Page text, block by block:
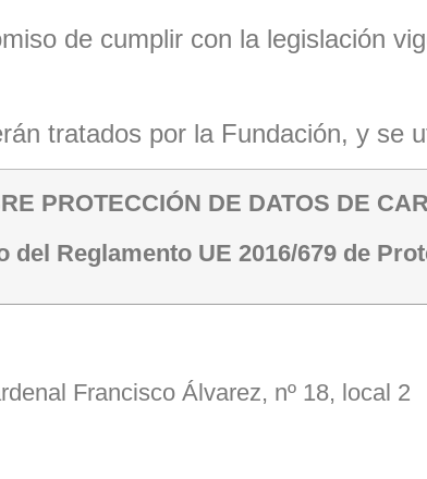
de cumplir con la legislación
tratados por la Fundación, y se
PROTECCIÓN DE DATOS DE
del Reglamento UE 2016/679 de
Francisco Álvarez, nº 18, local 2